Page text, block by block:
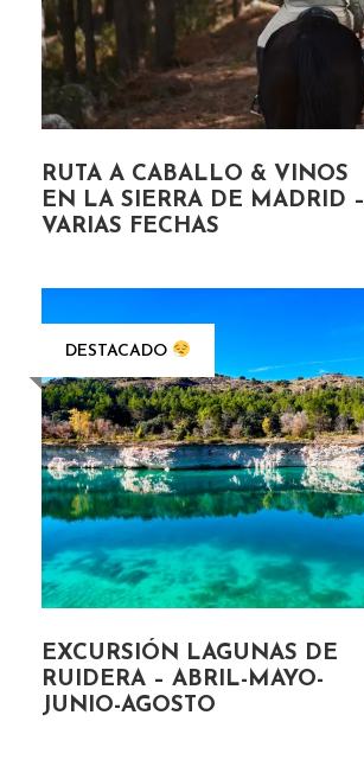
RUTA A CABALLO & VINOS
EN LA SIERRA DE MADRID –
VARIAS FECHAS
DESTACADO
EXCURSIÓN LAGUNAS DE
RUIDERA – ABRIL-MAYO-
JUNIO-AGOSTO